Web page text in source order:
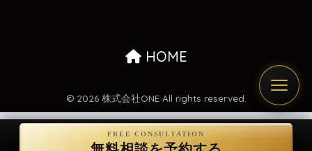
HOME
© 2026 株式会社ONE All rights reserved.